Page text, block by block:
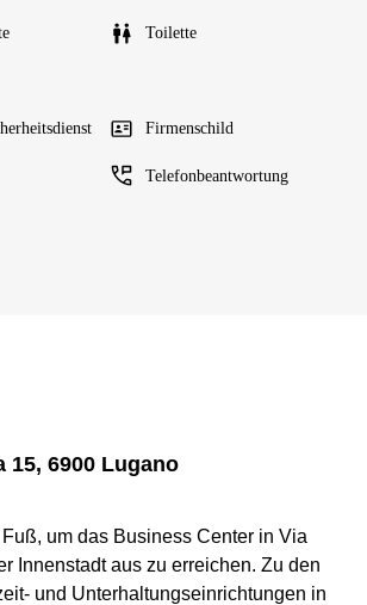
Toilette
Firmenschild
Telefonbeantwortung
15, 6900 Lugano
um das Business Center in Via
Innenstadt aus zu erreichen. Zu den
und Unterhaltungseinrichtungen in